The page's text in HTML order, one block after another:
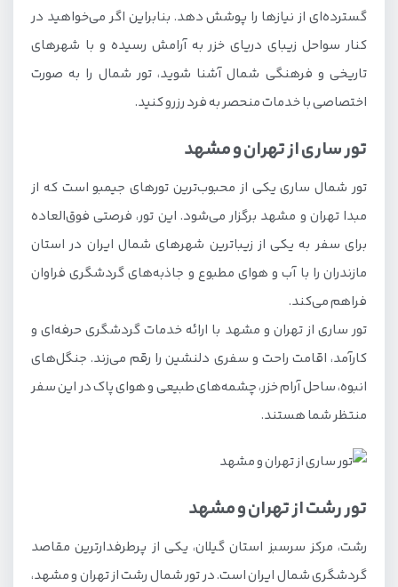
گسترده‌ای از نیازها را پوشش دهد. بنابراین اگر می‌خواهید در
کنار سواحل زیبای دریای خزر به آرامش رسیده و با شهرهای
تاریخی و فرهنگی شمال آشنا شوید، تور شمال را به صورت
اختصاصی با خدمات منحصر به فرد رزرو کنید.
تور ساری از تهران و مشهد
تور شمال ساری یکی از محبوب‌ترین تورهای جیمبو است که از
مبدا تهران و مشهد برگزار می‌شود. این تور، فرصتی فوق‌العاده
برای سفر به یکی از زیباترین شهرهای شمال ایران در استان
مازندران را با آب و هوای مطبوع و جاذبه‌های گردشگری فراوان
فراهم می‌کند.
تور ساری از تهران و مشهد با ارائه خدمات گردشگری حرفه‌ای و
کارآمد، اقامت راحت و سفری دلنشین را رقم می‌زند. جنگل‌های
انبوه، ساحل آرام خزر، چشمه‌های طبیعی و هوای پاک در این سفر
منتظر شما هستند.
تور رشت از تهران و مشهد
رشت، مرکز سرسبز استان گیلان، یکی از پرطرفدارترین مقاصد
گردشگری شمال ایران است. در تور شمال رشت از تهران و مشهد،